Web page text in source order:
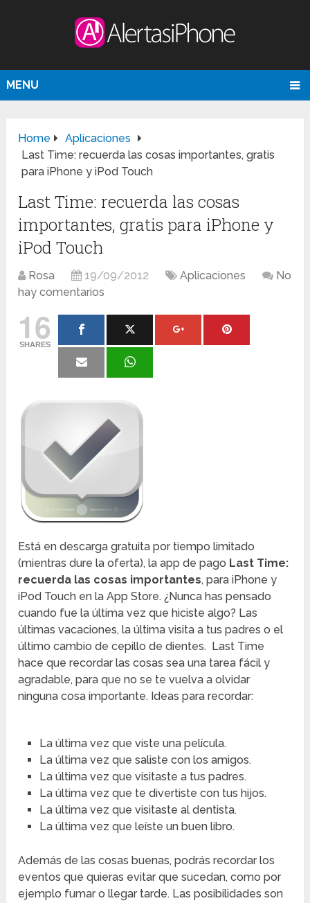
MENU
Home
Aplicaciones
Last Time: recuerda las cosas importantes, gratis
para iPhone y iPod Touch
Last Time: recuerda las cosas
importantes, gratis para iPhone y
iPod Touch
Rosa 19/09/2012 Aplicaciones
No
hay comentarios
16
SHARES
Está en descarga gratuita por tiempo limitado
(mientras dure la oferta), la app de pago Last Time:
recuerda las cosas importantes, para iPhone y
iPod Touch en la App Store. ¿Nunca has pensado
cuando fue la última vez que hiciste algo? Las
últimas vacaciones, la última visita a tus padres o el
último cambio de cepillo de dientes. Last Time
hace que recordar las cosas sea una tarea fácil y
agradable, para que no se te vuelva a olvidar
ninguna cosa importante. Ideas para recordar:
La última vez que viste una película.
La última vez que saliste con los amigos.
La última vez que visitaste a tus padres.
La última vez que te divertiste con tus hijos.
La última vez que visitaste al dentista.
La última vez que leíste un buen libro.
Además de las cosas buenas, podrás recordar los
eventos que quieras evitar que sucedan, como por
ejemplo fumar o llegar tarde. Las posibilidades son